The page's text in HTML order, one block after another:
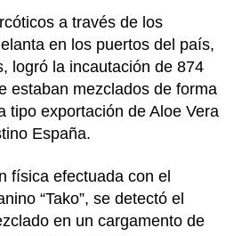
a través de los
en los puertos del país,
logró la incautación de 874
estaban mezclados de forma
tipo exportación de Aloe Vera
España.
física efectuada con el
“Tako”, se detectó el
en un cargamento de